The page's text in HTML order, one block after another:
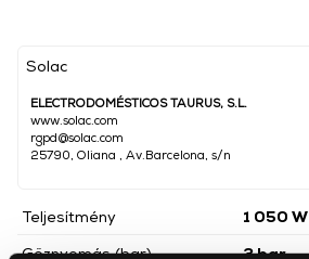
Solac
ELECTRODOMÉSTICOS TAURUS, S.L.
www.solac.com
rgpd@solac.com
25790, Oliana , Av.Barcelona, s/n
Teljesítmény
1 050 W
Gőznyomás (bar)
3 bar